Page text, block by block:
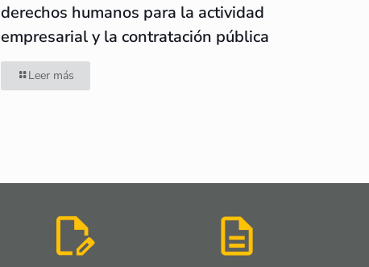
derechos humanos para la actividad
empresarial y la contratación pública
Leer más